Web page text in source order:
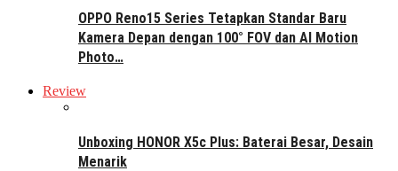
OPPO Reno15 Series Tetapkan Standar Baru
Kamera Depan dengan 100° FOV dan AI Motion
Photo…
Review
Unboxing HONOR X5c Plus: Baterai Besar, Desain
Menarik